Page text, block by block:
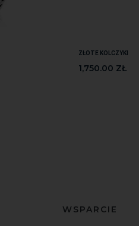
ZŁOTE KOLCZYKI
1,750.00 ZŁ
WSPARCIE